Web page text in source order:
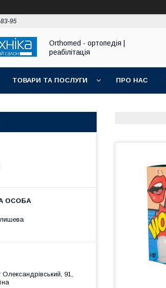
95
Orthomed - ортопедія |
реабілітація
ТОВАРИ ТА ПОСЛУГИ ПРО НАС
Олександрівський, 91,